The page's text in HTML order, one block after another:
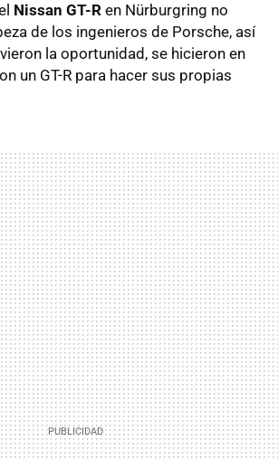
Nissan GT-R en Nürburgring no
de los ingenieros de Porsche, así
la oportunidad, se hicieron en
un GT-R para hacer sus propias